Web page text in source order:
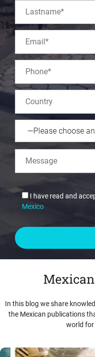
I have read and
Mexico
In this blog we share
the Mexican publications
world for